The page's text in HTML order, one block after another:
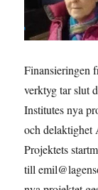
Finansieringen
verktyg tar slut
Institutes nya
och delaktighet
Projektets
till